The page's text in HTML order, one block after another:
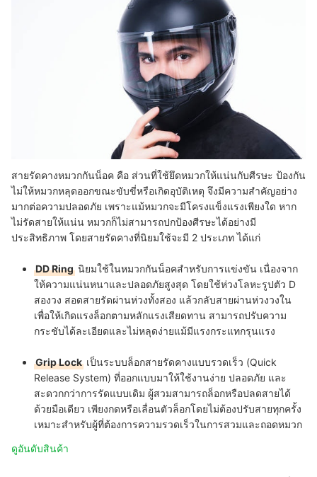
สายรัดคางหมวกกันน็อค คือ ส่วนที่ใช้ยึดหมวกให้แน่นกับศีรษะ ป้องกัน
ไม่ให้หมวกหลุดออกขณะขับขี่หรือเกิดอุบัติเหตุ จึงมีความสำคัญอย่าง
มากต่อความปลอดภัย เพราะแม้หมวกจะมีโครงแข็งแรงเพียงใด หาก
ไม่รัดสายให้แน่น หมวกก็ไม่สามารถปกป้องศีรษะได้อย่างมี
ประสิทธิภาพ โดยสายรัดคางที่นิยมใช้จะมี 2 ประเภท ได้แก่
DD Ring นิยมใช้ในหมวกกันน็อคสำหรับการแข่งขัน เนื่องจาก
ให้ความแน่นหนาและปลอดภัยสูงสุด โดยใช้ห่วงโลหะรูปตัว D
สองวง สอดสายรัดผ่านห่วงทั้งสอง แล้วกลับสายผ่านห่วงวงใน
เพื่อให้เกิดแรงล็อกตามหลักแรงเสียดทาน สามารถปรับความ
กระชับได้ละเอียดและไม่หลุดง่ายแม้มีแรงกระแทกรุนแรง
Grip Lock เป็นระบบล็อกสายรัดคางแบบรวดเร็ว (Quick
Release System) ที่ออกแบบมาให้ใช้งานง่าย ปลอดภัย และ
สะดวกกว่าการรัดแบบเดิม ผู้สวมสามารถล็อกหรือปลดสายได้
ด้วยมือเดียว เพียงกดหรือเลื่อนตัวล็อกโดยไม่ต้องปรับสายทุกครั้ง
เหมาะสำหรับผู้ที่ต้องการความรวดเร็วในการสวมและถอดหมวก
ดูอันดับสินค้า